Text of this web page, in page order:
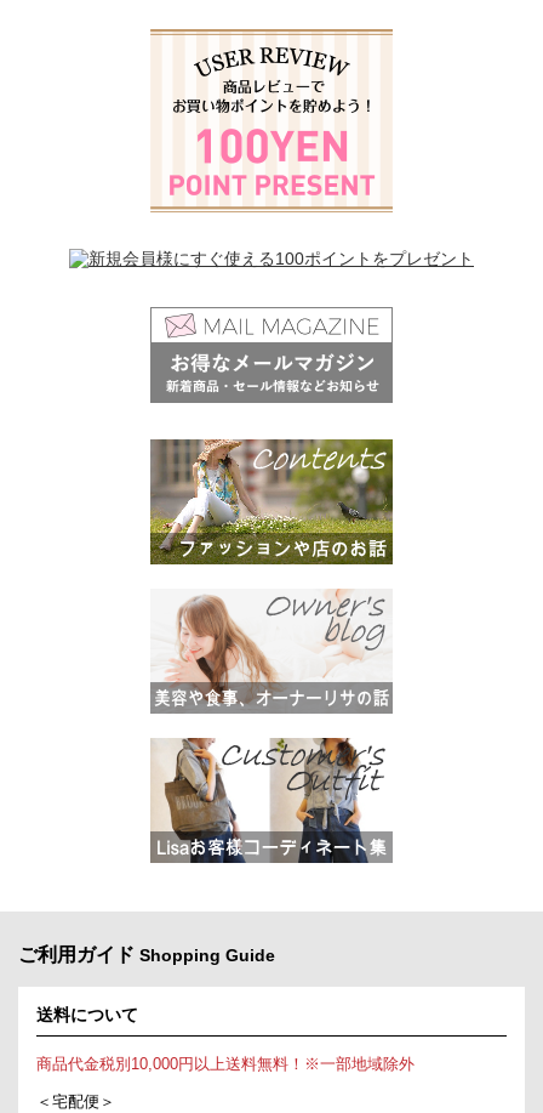
ご利用ガイド Shopping Guide
送料について
商品代金税別10,000円以上送料無料！※一部地域除外
＜宅配便＞